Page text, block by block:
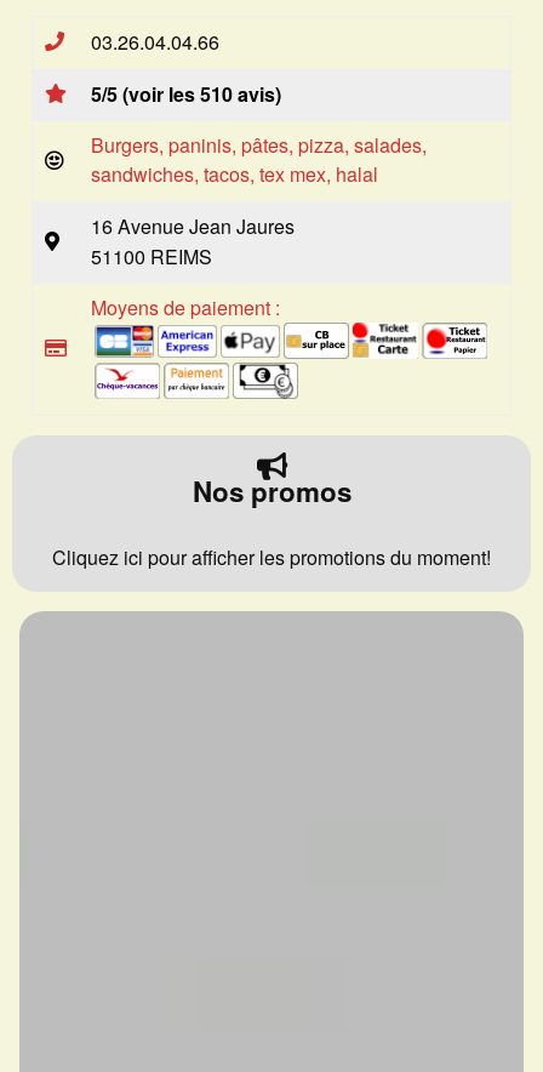
03.26.04.04.66
5/5 (voir les 510 avis)
Burgers, paninis, pâtes, pizza, salades,
sandwiches, tacos, tex mex, halal
16 Avenue Jean Jaures
51100 REIMS
Moyens de paiement :
Nos promos
Cliquez ici pour afficher les promotions du moment!